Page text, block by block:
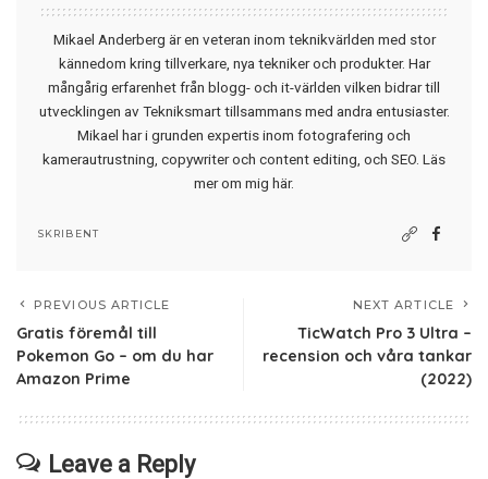
Mikael Anderberg är en veteran inom teknikvärlden med stor
kännedom kring tillverkare, nya tekniker och produkter. Har
mångårig erfarenhet från blogg- och it-världen vilken bidrar till
utvecklingen av Tekniksmart tillsammans med andra entusiaster.
Mikael har i grunden expertis inom fotografering och
kamerautrustning, copywriter och content editing, och SEO. Läs
mer om mig här.
SKRIBENT
PREVIOUS ARTICLE
Gratis föremål till
Pokemon Go – om du har
Amazon Prime
NEXT ARTICLE
TicWatch Pro 3 Ultra –
recension och våra tankar
(2022)
Leave a Reply